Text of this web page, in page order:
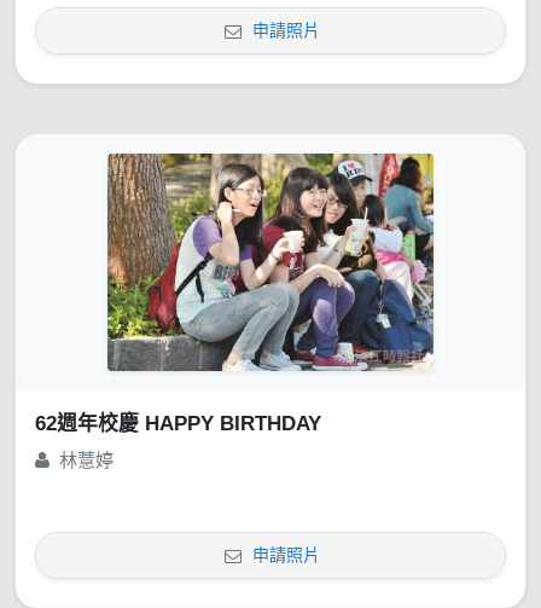
申請照片
62週年校慶 HAPPY BIRTHDAY
林薏婷
申請照片